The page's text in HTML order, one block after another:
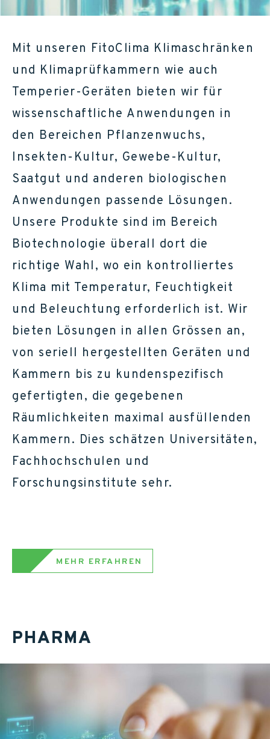
Mit unseren FitoClima Klimaschränken
und Klimaprüfkammern wie auch
Temperier-Geräten bieten wir für
wissenschaftliche Anwendungen in
den Bereichen Pflanzenwuchs,
Insekten-Kultur, Gewebe-Kultur,
Saatgut und anderen biologischen
Anwendungen passende Lösungen.
Unsere Produkte sind im Bereich
Biotechnologie überall dort die
richtige Wahl, wo ein kontrolliertes
Klima mit Temperatur, Feuchtigkeit
und Beleuchtung erforderlich ist. Wir
bieten Lösungen in allen Grössen an,
von seriell hergestellten Geräten und
Kammern bis zu kundenspezifisch
gefertigten, die gegebenen
Räumlichkeiten maximal ausfüllenden
Kammern. Dies schätzen Universitäten,
Fachhochschulen und
Forschungsinstitute sehr.
MEHR ERFAHREN
PHARMA